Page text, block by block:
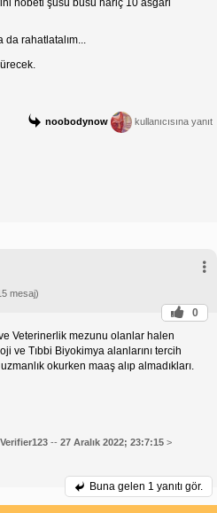
da rahatlatalım...
noobodynow kullanıcısına yanıt
mesaj)
0
ve Veterinerlik mezunu olanlar halen
ve Tıbbi Biyokimya alanlarını tercih
okurken maaş alıp almadıkları.
Verifier123 -- 27 Aralık 2022; 23:7:15 >
Buna gelen 1 yanıtı gör.